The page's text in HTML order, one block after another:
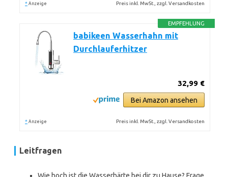
* Anzeige Preis inkl. MwSt., zzgl. Versandkosten
EMPFEHLUNG
babikeen Wasserhahn mit
Durchlauferhitzer
32,99 €
Bei Amazon ansehen
* Anzeige Preis inkl. MwSt., zzgl. Versandkosten
Leitfragen